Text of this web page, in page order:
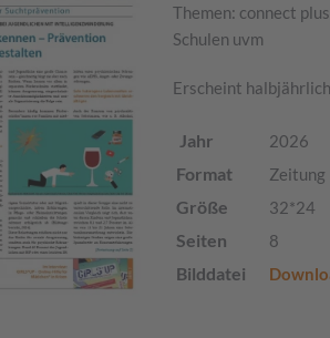
Themen: connect
Schulen uvm
Erscheint
Jahr 2026
Format Zeitung
Größe 32*24
Seiten 8
Bilddatei